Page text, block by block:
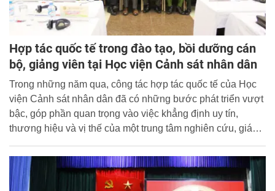
Hợp tác quốc tế trong đào tạo, bồi dưỡng cán
bộ, giảng viên tại Học viện Cảnh sát nhân dân
Trong những năm qua, công tác hợp tác quốc tế của Học
viện Cảnh sát nhân dân đã có những bước phát triển vượt
bậc, góp phần quan trọng vào việc khẳng định uy tín,
thương hiệu và vị thế của một trung tâm nghiên cứu, giáo